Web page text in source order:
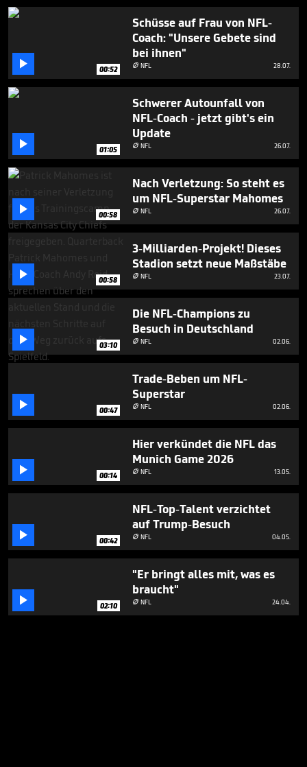
1
minute,
 00:52
Schüsse auf Frau von NFL-
Coach: "Unsere Gebete sind
bei ihnen"
 NFL 28.07.
 01:05
Schwerer Autounfall von
NFL-Coach - jetzt gibt's ein
Update
 NFL 26.07.
 00:58
Nach Verletzung: So steht es
um NFL-Superstar Mahomes
 NFL 26.07.
 00:58
3-Milliarden-Projekt! Dieses
Stadion setzt neue Maßstäbe
 NFL 23.07.
 03:10
Die NFL-Champions zu
Besuch in Deutschland
 NFL 02.06.
 00:47
Trade-Beben um NFL-
Superstar
 NFL 02.06.
 00:14
Hier verkündet die NFL das
Munich Game 2026
 NFL 13.05.
 00:42
NFL-Top-Talent verzichtet
auf Trump-Besuch
 NFL 04.05.
 02:10
"Er bringt alles mit, was es
braucht"
 NFL 24.04.